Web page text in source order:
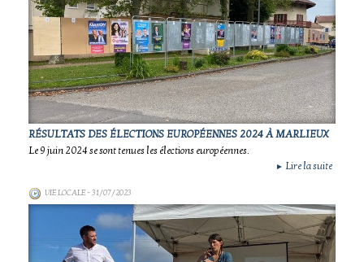
RÉSULTATS DES ÉLECTIONS EUROPÉENNES 2024 À MARLIEUX
Le 9 juin 2024 se sont tenues les élections européennes.
► Lire la suite
VIE LOCALE- 31/07/2023